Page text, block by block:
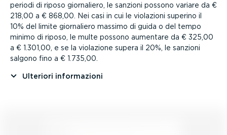
periodi di riposo giornaliero, le sanzioni possono variare da €
218,00 a € 868,00. Nei casi in cui le violazioni superino il
10% del limite giornaliero massimo di guida o del tempo
minimo di riposo, le multe possono aumentare da € 325,00
a € 1.301,00, e se la violazione supera il 20%, le sanzioni
salgono fino a € 1.735,00.
Ulteriori infor­ma­zioni